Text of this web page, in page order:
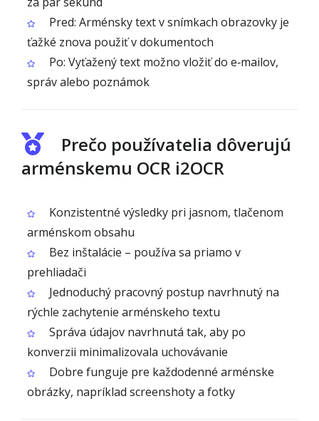
Pred: Arménsky text v snímkach obrazovky je
ťažké znova použiť v dokumentoch
Po: Vyťažený text možno vložiť do e‑mailov,
správ alebo poznámok
Prečo používatelia dôverujú
arménskemu OCR i2OCR
Konzistentné výsledky pri jasnom, tlačenom
arménskom obsahu
Bez inštalácie – používa sa priamo v
prehliadači
Jednoduchý pracovný postup navrhnutý na
rýchle zachytenie arménskeho textu
Správa údajov navrhnutá tak, aby po
konverzii minimalizovala uchovávanie
Dobre funguje pre každodenné arménske
obrázky, napríklad screenshoty a fotky